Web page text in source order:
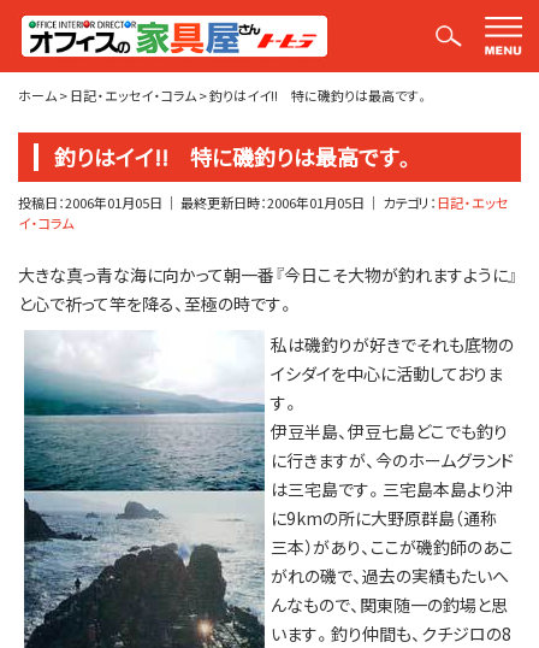
平山社長のブログ【釣りばかり日誌】
ホーム>日記・エッセイ・コラム>釣りはイイ!! 特に磯釣りは最高です。
釣りはイイ!! 特に磯釣りは最高です。
投稿日：2006年01月05日 ｜ 最終更新日時：2006年01月05日 ｜ カテゴリ：日記・エッセ
イ・コラム
大きな真っ青な海に向かって朝一番『今日こそ大物が釣れますように』
と心で祈って竿を降る、至極の時です。
私は磯釣りが好きでそれも底物の
イシダイを中心に活動しておりま
す。
伊豆半島、伊豆七島どこでも釣り
に行きますが、今のホームグランド
は三宅島です。三宅島本島より沖
に9kmの所に大野原群島（通称
三本）があり、ここが磯釣師のあこ
がれの磯で、過去の実績もたいへ
んなもので、関東随一の釣場と思
います。釣り仲間も、クチジロの8